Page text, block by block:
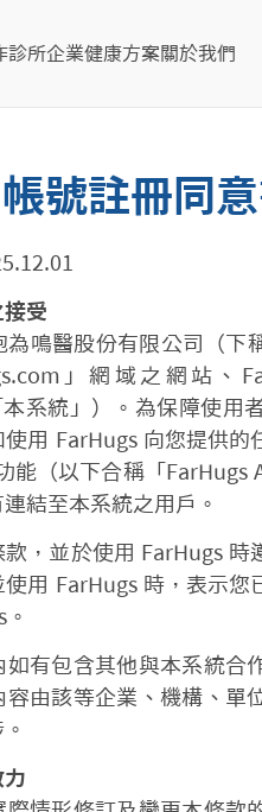
診所企業健康方案關於我們
號註冊同
受
為鳴醫股份有限公司（下
」網域之網站、
本系統」）。為保障使
用 FarHugs 向您提供的
能（以下合稱「FarHugs
結至本系統之用戶。
，並於使用 FarHugs
使用 FarHugs 時，表示
有包含其他與本系統合
容由該等企業、機構、單
力